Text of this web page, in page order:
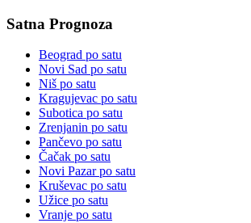
Satna Prognoza
Beograd po satu
Novi Sad po satu
Niš po satu
Kragujevac po satu
Subotica po satu
Zrenjanin po satu
Pančevo po satu
Čačak po satu
Novi Pazarpo satu
Kruševac po satu
Užice po satu
Vranje po satu